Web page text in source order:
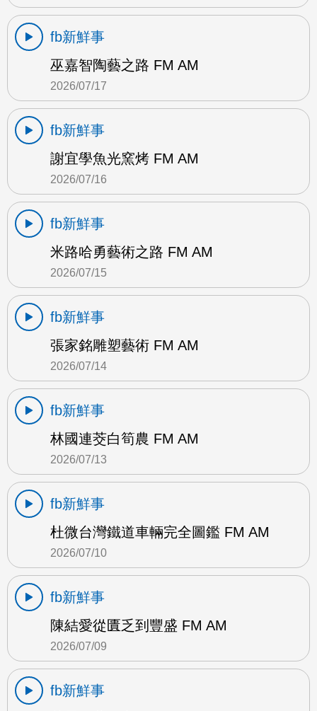
fb新鮮事
巫嘉智陶藝之路 FM AM
2026/07/17
fb新鮮事
謝宜學魚光窯烤 FM AM
2026/07/16
fb新鮮事
米路哈勇藝術之路 FM AM
2026/07/15
fb新鮮事
張家銘雕塑藝術 FM AM
2026/07/14
fb新鮮事
林國連茭白筍農 FM AM
2026/07/13
fb新鮮事
杜微台灣鐵道車輛完全圖鑑 FM AM
2026/07/10
fb新鮮事
陳結愛從匱乏到豐盛 FM AM
2026/07/09
fb新鮮事